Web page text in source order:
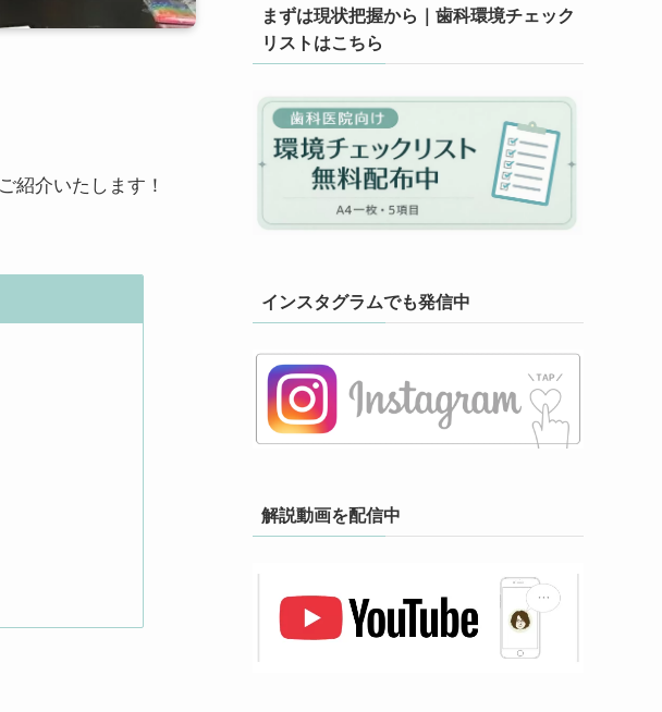
紹介いたします！
まずは現状把握から｜歯科環境チェック
リストはこちら
インスタグラムでも発信中
解説動画を配信中